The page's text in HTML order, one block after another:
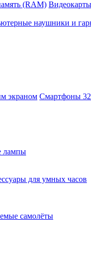
(RAM) Видеокарты
наушники и
экраном Смартфоны
лампы
для умных часов
самолёты